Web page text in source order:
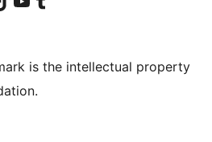
is the intellectual property